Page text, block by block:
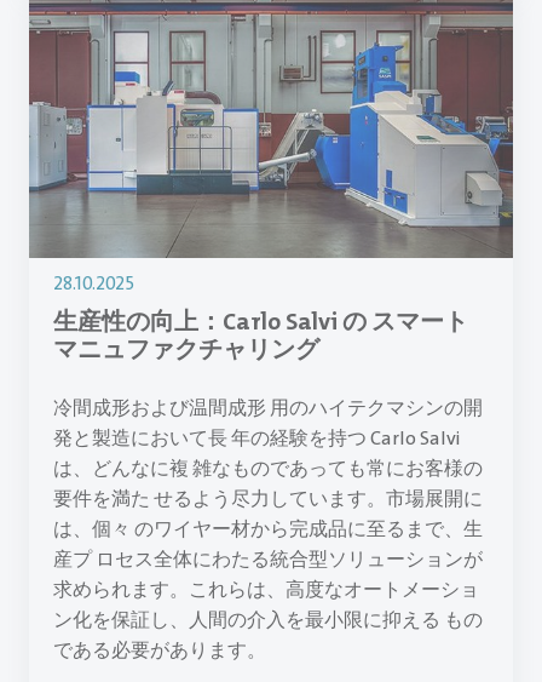
28.10.2025
生産性の向上：Carlo Salvi の スマート
マニュファクチャリング
冷間成形および温間成形 用のハイテクマシンの開
発と製造において長 年の経験を持つ Carlo Salvi
は、どんなに複 雑なものであっても常にお客様の
要件を満た せるよう尽力しています。市場展開に
は、個々 のワイヤー材から完成品に至るまで、生
産プ ロセス全体にわたる統合型ソリューションが
求められます。これらは、高度なオートメーショ
ン化を保証し、人間の介入を最小限に抑える もの
である必要があります。